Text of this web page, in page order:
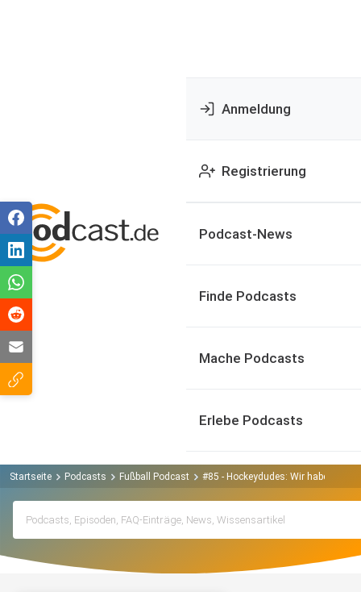
Anmeldung
Registrierung
Podcast-News
Finde Podcasts
Mache Podcasts
Erlebe Podcasts
Startseite Podcasts Fußball Podcast #85 - Hockeydudes: Wir haben